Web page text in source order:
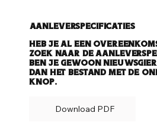
Aanleverspecificaties
Heb je al een
zoek naar de
ben je gewoon
dan het bestand met de
knop.
Download PDF